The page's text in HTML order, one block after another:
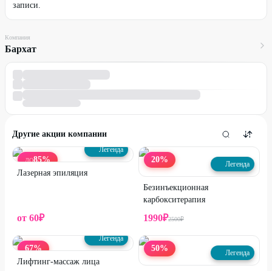
записи.
Компания
Бархат
Другие акции компании
ДО85%
Легенда
Лазерная эпиляция
от 60₽
20% Легенда
Безинъекционная
карбокситерапия
1990₽2500₽
67%
Легенда
Лифтинг-массаж лица
50% Легенда